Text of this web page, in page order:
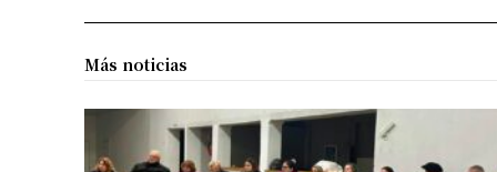
Más noticias